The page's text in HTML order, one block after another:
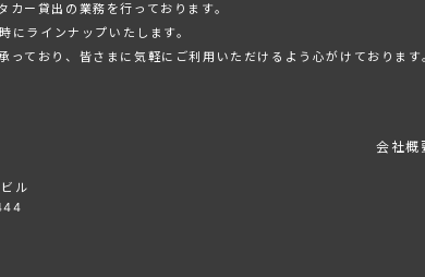
ー貸出の業務を⾏っております。
ラインナップいたします。
ており、皆さまに気軽にご利⽤いただけるよう⼼がけております
ル
会社概